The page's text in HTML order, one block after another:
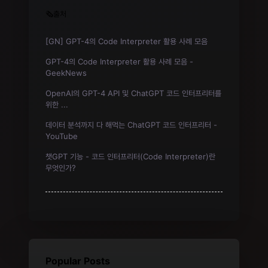
[GN] GPT-4의 Code Interpreter 활용 사례 모음
GPT-4의 Code Interpreter 활용 사례 모음 -
GeekNews
OpenAI의 GPT-4 API 및 ChatGPT 코드 인터프리터를
위한 ...
데이터 분석까지 다 해먹는 ChatGPT 코드 인터프리터 -
YouTube
챗GPT 기능 - 코드 인터프리터(Code Interpreter)란
무엇인가?
Popular Posts